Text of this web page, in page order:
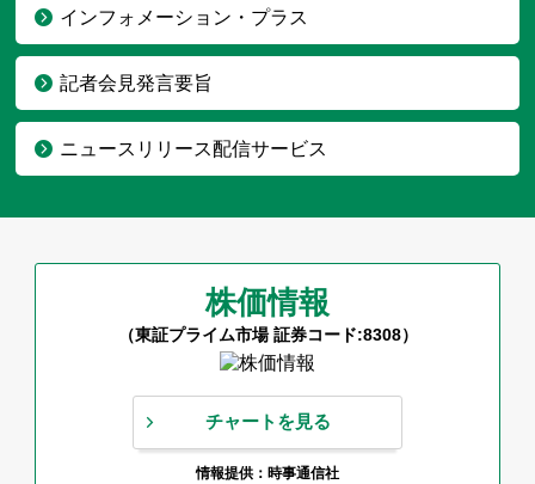
インフォメーション・プラス
記者会見発言要旨
ニュースリリース配信サービス
株価情報
（東証プライム市場 証券コード:8308）
チャートを見る
情報提供：時事通信社